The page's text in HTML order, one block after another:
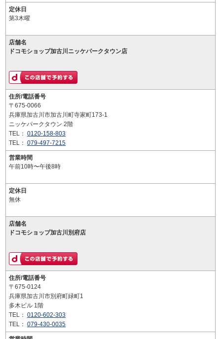
定休日
第3木曜
店舗名
ドコモショップ加古川ニッケパークタウン店
住所/電話番号
〒675-0066
兵庫県加古川市加古川町寺家町173-1
ニッケパークタウン 2階
TEL： 0120-158-803
TEL： 079-497-7215
営業時間
午前10時〜午後8時
定休日
無休
店舗名
ドコモショップ加古川別府店
住所/電話番号
〒675-0124
兵庫県加古川市別府町緑町1
多木ビル 1階
TEL： 0120-602-303
TEL： 079-430-0035